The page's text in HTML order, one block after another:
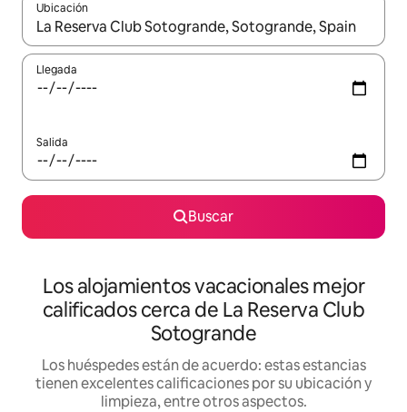
Ubicación
Cuando los resultados estén disponibles, podrás navegar
Llegada
Salida
Buscar
Los alojamientos vacacionales mejor
calificados cerca de La Reserva Club
Sotogrande
Los huéspedes están de acuerdo: estas estancias
tienen excelentes calificaciones por su ubicación y
limpieza, entre otros aspectos.